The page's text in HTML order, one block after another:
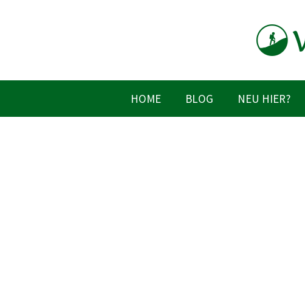
HOME BLOG NEU HIER?